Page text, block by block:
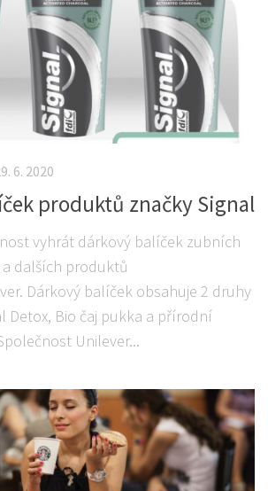
6. 2020
produktů značky Signal
vyhrát dárkový balíček zubních
a dalších produktů
Dárkový balíček obsahuje 2 druhy
Detox, Bio čaj pukka a přírodní
Unilever...